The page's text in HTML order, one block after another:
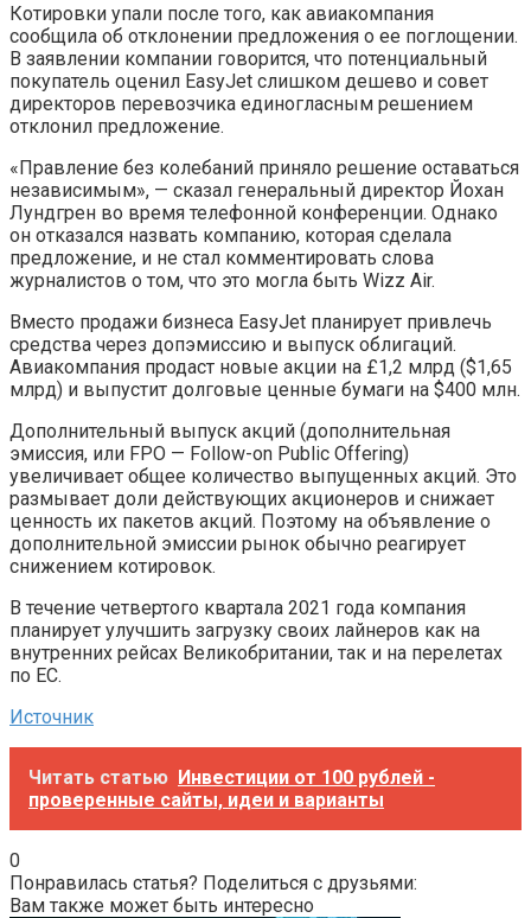
Котировки упали после того, как авиакомпания
сообщила об отклонении предложения о ее поглощении.
В заявлении компании говорится, что потенциальный
покупатель оценил EasyJet слишком дешево и совет
директоров перевозчика единогласным решением
отклонил предложение.
«Правление без колебаний приняло решение оставаться
независимым», — сказал генеральный директор Йохан
Лундгрен во время телефонной конференции. Однако
он отказался назвать компанию, которая сделала
предложение, и не стал комментировать слова
журналистов о том, что это могла быть Wizz Air.
Вместо продажи бизнеса EasyJet планирует привлечь
средства через допэмиссию и выпуск облигаций.
Авиакомпания продаст новые акции на £1,2 млрд ($1,65
млрд) и выпустит долговые ценные бумаги на $400 млн.
Дополнительный выпуск акций (дополнительная
эмиссия, или FPO — Follow-on Public Offering)
увеличивает общее количество выпущенных акций. Это
размывает доли действующих акционеров и снижает
ценность их пакетов акций. Поэтому на объявление о
дополнительной эмиссии рынок обычно реагирует
снижением котировок.
В течение четвертого квартала 2021 года компания
планирует улучшить загрузку своих лайнеров как на
внутренних рейсах Великобритании, так и на перелетах
по ЕС.
Источник
Читать статью Инвестиции от 100 рублей -
проверенные сайты, идеи и варианты
0
Понравилась статья? Поделиться с друзьями:
Вам также может быть интересно